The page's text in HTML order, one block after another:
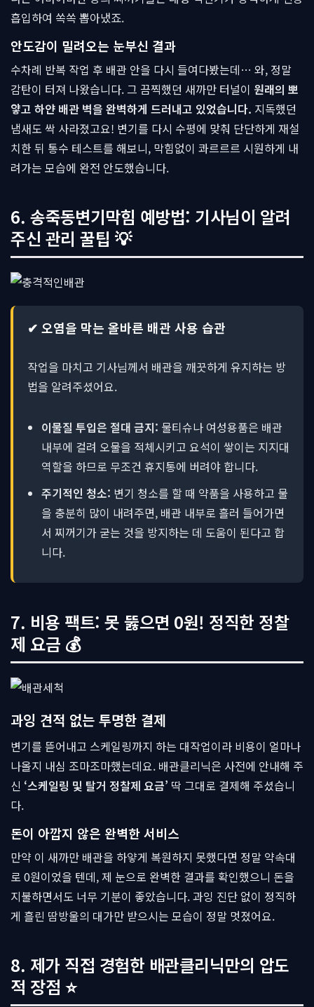
흡입하여 쏙쏙 뽑아냈죠.
안도감이 밀려오는 눈부신 결과
수차례 반복 작업 후 배관 안을 다시 들여다봤는데… 와, 정말
감탄이 터져 나왔습니다. 그 끔찍했던 새까만 터널이 원래의 뽀
얗고 하얀 배관 벽을 완벽하게 드러내고 있었습니다. 지독했던
냄새도 싹 사라졌고요! 변기를 다시 수평에 맞춰 단단하게 재설
치한 뒤 통수 테스트를 해보니, 막힘없이 콰르르르 시원하게 내
려가는 모습에 완전 안도했습니다.
6. 송죽동변기막힘 예방법: 기사님이 알려
주신 관리 꿀팁 💡
✔ 오염을 막는 올바른 배관 사용 습관
작업을 마치고 기사님께서 배관을 깨끗하게 유지하는 방
법을 알려주셨어요.
이물질 투입은 절대 금지: 물티슈나 여성용품은 배관
내부에 걸려 오물을 적체시키고 요석이 쌓이는 지지대
역할을 하므로 무조건 휴지통에 버려야 합니다.
주기적인 청소: 변기 청소를 할 때 약품을 사용하고 물
을 충분히 많이 내려주면, 배관 내부로 흘러 들어가면
서 찌꺼기가 굳는 것을 방지하는 데 도움이 된다고 합
니다.
7. 비용 팩트: 못 뚫으면 0원! 정직한 정찰
제 요금 💰
과잉 견적 없는 투명한 결제
변기를 뜯어내고 스케일링까지 하는 대작업이라 비용이 얼마나
나올지 내심 조마조마했는데요. 배관클리닉은 사전에 안내해 주
신 ‘스케일링 및 탈거 정찰제 요금’ 딱 그대로 결제해 주셨습니
다.
돈이 아깝지 않은 완벽한 서비스
만약 이 새까만 배관을 하얗게 복원하지 못했다면 정말 약속대
로 0원이었을 텐데, 제 눈으로 완벽한 결과를 확인했으니 돈을
지불하면서도 너무 기분이 좋았습니다. 과잉 진단 없이 정직하
게 흘린 땀방울의 대가만 받으시는 모습이 정말 멋졌어요.
8. 제가 직접 경험한 배관클리닉만의 압도
적 장점 ⭐